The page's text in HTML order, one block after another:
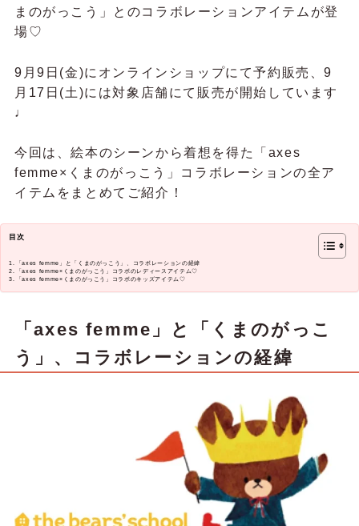
まのがっこう」とのコラボレーションアイテムが登
場♡
9月9日(金)にオンラインショップにて予約販売、9
月17日(土)には対象店舗にて販売が開始しています
♩
今回は、絵本のシーンから着想を得た「axes
femme×くまのがっこう」コラボレーションの全ア
イテムをまとめてご紹介！
目次
「axes femme」と「くまのがっこう」、コラボレーションの経緯
「axes femme×くまのがっこう」コラボのレディースアイテム♡
「axes femme×くまのがっこう」コラボのキッズアイテム♡
「axes femme」と「くまのがっこ
う」、コラボレーションの経緯